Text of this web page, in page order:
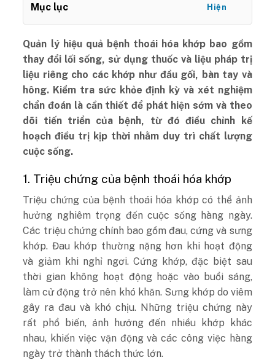
Mục lục Hiện
Quản lý hiệu quả bệnh thoái hóa khớp bao gồm
thay đổi lối sống, sử dụng thuốc và liệu pháp trị
liệu riêng cho các khớp như đầu gối, bàn tay và
hông. Kiểm tra sức khỏe định kỳ và xét nghiệm
chẩn đoán là cần thiết để phát hiện sớm và theo
dõi tiến triển của bệnh, từ đó điều chỉnh kế
hoạch điều trị kịp thời nhằm duy trì chất lượng
cuộc sống.
1. Triệu chứng của bệnh thoái hóa khớp
Triệu chứng của bệnh thoái hóa khớp có thể ảnh
hưởng nghiêm trọng đến cuộc sống hàng ngày.
Các triệu chứng chính bao gồm đau, cứng và sưng
khớp. Đau khớp thường nặng hơn khi hoạt động
và giảm khi nghỉ ngơi. Cứng khớp, đặc biệt sau
thời gian không hoạt động hoặc vào buổi sáng,
làm cử động trở nên khó khăn. Sưng khớp do viêm
gây ra đau và khó chịu. Những triệu chứng này
rất phổ biến, ảnh hưởng đến nhiều khớp khác
nhau, khiến việc vận động và các công việc hàng
ngày trở thành thách thức lớn.